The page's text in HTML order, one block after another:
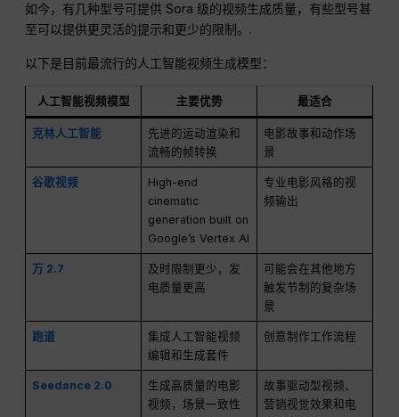
如今，有几种型号可提供 Sora 级的视频生成质量，有些型号甚
至可以提供更灵活的提示和更少的限制。.
以下是目前最流行的人工智能视频生成模型：
人工智能视频模型 主要优势 最适合
克林人工智能
先进的运动渲染和
流畅的帧转换
电影故事和动作场
景
谷歌视频
High-end
cinematic
generation built on
Google’s Vertex AI
专业电影风格的视
频输出
万 2.7
及时限制更少，发
电质量更高
可能会在其他地方
触发节制的复杂场
景
跑道
集成人工智能视频
编辑和生成套件
创意制作工作流程
Seedance 2.0
生成高质量的电影
视频，场景一致性
故事驱动型视频、
营销视觉效果和电